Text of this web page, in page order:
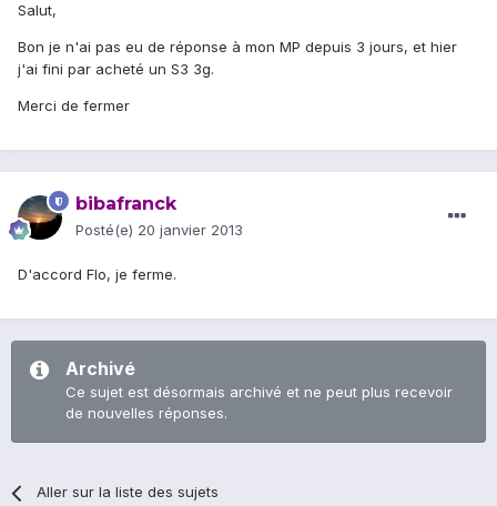
Salut,
Bon je n'ai pas eu de réponse à mon MP depuis 3 jours, et hier
j'ai fini par acheté un S3 3g.
Merci de fermer
bibafranck
Posté(e) 20 janvier 2013
D'accord Flo, je ferme.
Archivé
Ce sujet est désormais archivé et ne peut plus recevoir
de nouvelles réponses.
Aller sur la liste des sujets